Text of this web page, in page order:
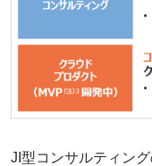
JI型コンサルティン